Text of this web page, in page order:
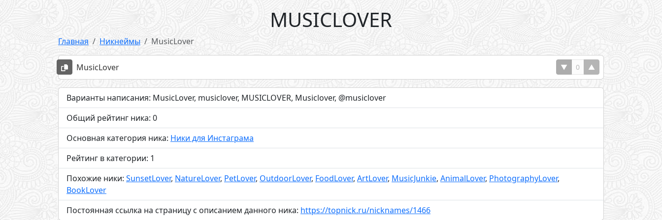
MUSICLOVER
Главная Никнеймы MusicLover
MusicLover ▼ 0 ▲
Варианты написания: MusicLover, musiclover, MUSICLOVER, Musiclover, @musiclover
Общий рейтинг ника: 0
Основная категория ника: Ники для Инстаграма
Рейтинг в категории: 1
Похожие ники: SunsetLover, NatureLover, PetLover, OutdoorLover, FoodLover, ArtLover, MusicJunkie, AnimalLover, PhotographyLover,
BookLover
Постоянная ссылка на страницу с описанием данного ника: https://topnick.ru/nicknames/1466